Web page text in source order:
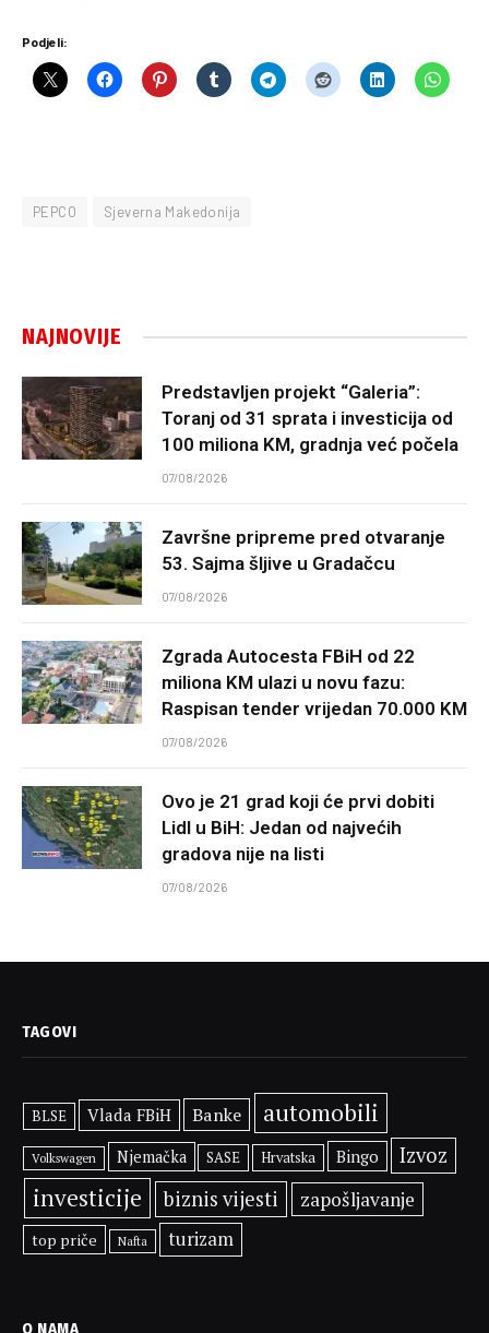
Podjeli:
PEPCO Sjeverna Makedonija
NAJNOVIJE
Predstavljen projekt “Galeria”:
Toranj od 31 sprata i investicija od
100 miliona KM, gradnja već počela
07/08/2026
Završne pripreme pred otvaranje
53. Sajma šljive u Gradačcu
07/08/2026
Zgrada Autocesta FBiH od 22
miliona KM ulazi u novu fazu:
Raspisan tender vrijedan 70.000 KM
07/08/2026
Ovo je 21 grad koji će prvi dobiti
Lidl u BiH: Jedan od najvećih
gradova nije na listi
07/08/2026
TAGOVI
BLSE Vlada FBiH Banke automobili
Volkswagen Njemačka SASE Hrvatska Bingo Izvoz
investicije biznis vijesti zapošljavanje
top priče Nafta turizam